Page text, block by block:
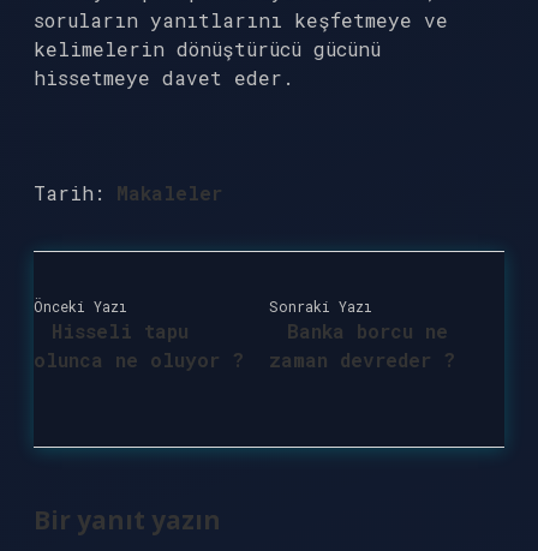
soruların yanıtlarını keşfetmeye ve
kelimelerin dönüştürücü gücünü
hissetmeye davet eder.
Tarih: Makaleler
Önceki Yazı
Hisseli tapu
olunca ne oluyor ?
Sonraki Yazı
Banka borcu ne
zaman devreder ?
Bir yanıt yazın